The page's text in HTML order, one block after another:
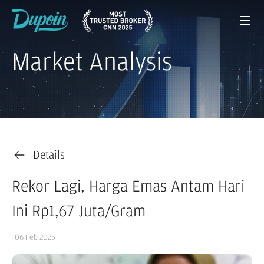
Market Analysis
Details
Rekor Lagi, Harga Emas Antam Hari
Ini Rp1,67 Juta/Gram
06 Feb 2025